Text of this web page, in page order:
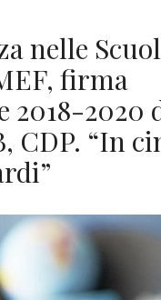
nelle
firma
2018-2020
CDP. “In